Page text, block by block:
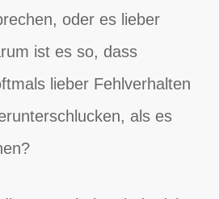
oder es lieber
ist es so, dass
lieber Fehlverhalten
als es